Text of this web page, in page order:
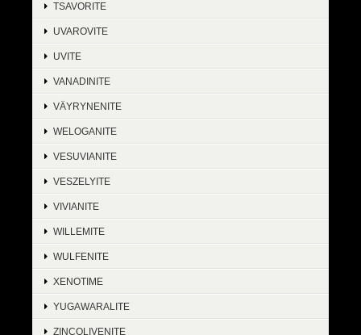
TSAVORITE
UVAROVITE
UVITE
VANADINITE
VÄYRYNENITE
WELOGANITE
VESUVIANITE
VESZELYITE
VIVIANITE
WILLEMITE
WULFENITE
XENOTIME
YUGAWARALITE
ZINCOLIVENITE